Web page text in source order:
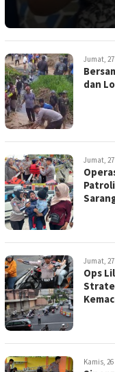
Jumat, 27
dan
Jumat, 27
Jumat, 27
Ops
Kamis, 26